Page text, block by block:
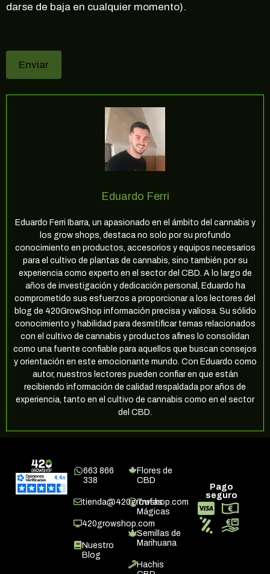
darse de baja en cualquier momento).
Eduardo Ferri
Eduardo Ferri Ibarra, un apasionado en el ámbito del cannabis y
los grow shops, destaca no solo por su profundo
conocimiento en productos, accesorios y equipos necesarios
para el cultivo de plantas de cannabis, sino también por su
experiencia como experto en el sector del CBD. A lo largo de
años de investigación y dedicación personal, Eduardo ha
comprometido sus esfuerzos a proporcionar a los lectores del
blog de 420GrowShop información precisa y valiosa. Su sólido
conocimiento y habilidad para desmitificar temas relacionados
con el cultivo de cannabis y productos afines lo consolidan
como una fuente confiable para aquellos que buscan consejos
y orientación en este emocionante mundo. Con Eduardo como
autor, nuestros lectores pueden confiar en que están
recibiendo información de calidad respaldada por años de
experiencia, tanto en el cultivo de cannabis como en el sector
del CBD.
663 866
338
tienda@420growshop.com
420growshop.com
Nuestro
Blog
Flores de
CBD
Trufas
Mágicas
Semillas de
Marihuana
Hachis
Pago
seguro